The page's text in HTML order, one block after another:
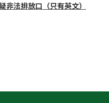
法排放口（只有英文）